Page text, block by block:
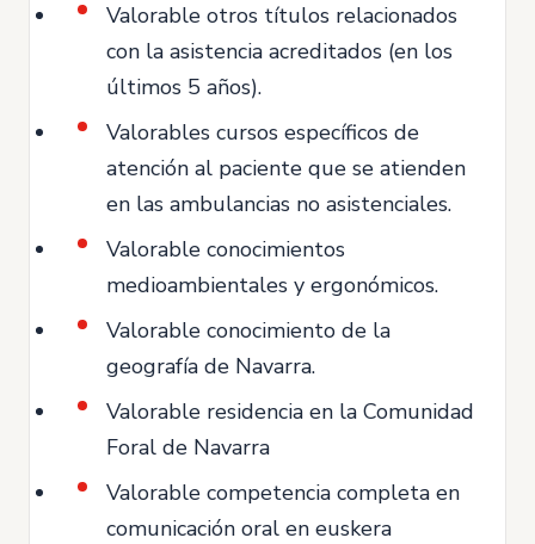
Valorable otros títulos relacionados
con la asistencia acreditados (en los
últimos 5 años).
Valorables cursos específicos de
atención al paciente que se atienden
en las ambulancias no asistenciales.
Valorable conocimientos
medioambientales y ergonómicos.
Valorable conocimiento de la
geografía de Navarra.
Valorable residencia en la Comunidad
Foral de Navarra
Valorable competencia completa en
comunicación oral en euskera